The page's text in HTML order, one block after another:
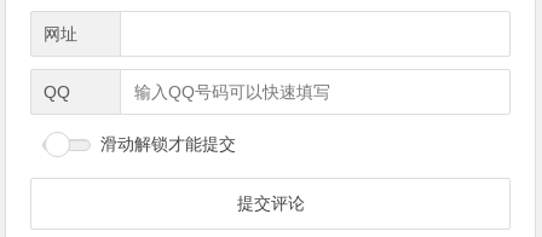
网址
QQ
滑动解锁才能提交